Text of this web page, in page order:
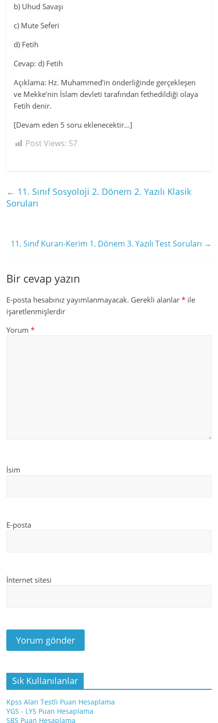
b) Uhud Savaşı
c) Mute Seferi
d) Fetih
Cevap: d) Fetih
Açıklama: Hz. Muhammed’in önderliğinde gerçekleşen
ve Mekke’nin İslam devleti tarafından fethedildiği olaya
Fetih denir.
[Devam eden 5 soru eklenecektir…]
Post Views: 57
← 11. Sınıf Sosyoloji 2. Dönem 2. Yazılı Klasik
Soruları
11. Sınıf Kuran-Kerim 1. Dönem 3. Yazılı Test Soruları →
Bir cevap yazın
E-posta hesabınız yayımlanmayacak. Gerekli alanlar* ile
işaretlenmişlerdir
Yorum*
İsim
E-posta
İnternet sitesi
Sık Kullanılanlar
Kpss Alan Testli Puan Hesaplama
YGS - LYS Puan Hesaplama
SBS Puan Hesaplama